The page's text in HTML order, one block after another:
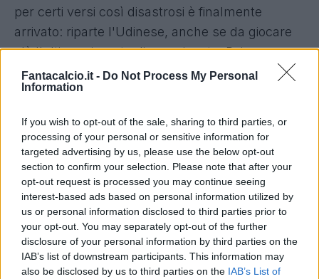
Fantacalcio.it - Do Not Process My Personal
Information
If you wish to opt-out of the sale, sharing to third parties, or
processing of your personal or sensitive information for
targeted advertising by us, please use the below opt-out
section to confirm your selection. Please note that after your
opt-out request is processed you may continue seeing
interest-based ads based on personal information utilized by
us or personal information disclosed to third parties prior to
your opt-out. You may separately opt-out of the further
disclosure of your personal information by third parties on the
IAB’s list of downstream participants. This information may
also be disclosed by us to third parties on the IAB’s List of
per certi versi così disastrosi è finalmente
arrivato: riparte l'Udinese, anche se da giocare
c'è l'ultima giornata di campionato. Poi, una
volta archiviata anche l'ultima pratica, sarà
tempo di progetti, a partire da quello della guida
Nel frattempo, occhio all'infermeria: Wague,
uscito a Bergamo per un problema alla spalla,
dovrà essere operato nella giornata di domani;
almeno 3 i mesi di stop, che a questo punto
compromettono anche l'inizio della prossima
stagione. Anche per Kuzmanovic, vittima di una
elongazione del retto femorale e che per l'ultima
sarebbe stato comunque squalificato, si